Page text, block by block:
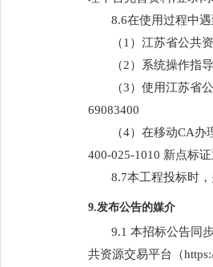
8.6在使用过程中
（1）江苏省公共
（2）系统操作指
（3）使用江苏省
69083400
（4）在移动CA
400-025-1010 新点标
8.7本工程投标时
9.发布公告的媒介
9.1 本招标公告同
共资源交易平台（